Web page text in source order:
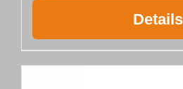
Details